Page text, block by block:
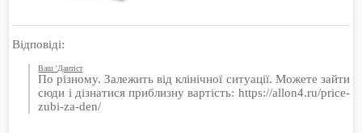
Відповіді:
Ваш 'Дантіст
По різному. Залежить від клінічної ситуації. Можете зайти
сюди і дізнатися приблизну вартість: https://allon4.ru/price-
zubi-za-den/